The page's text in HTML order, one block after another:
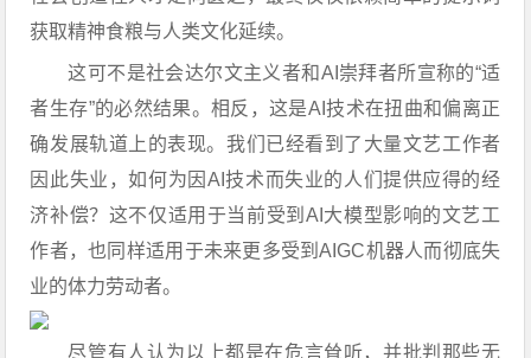
获取精神食粮与人类文化延续。
这可不是社会达尔文主义者和AI崇拜者所宣称的“适
者生存”的必然结果。相反，这是AI技术在扭曲和偏离正
确发展轨道上的表现。我们已经看到了大量文艺工作者
因此失业，如何为因AI技术而失业的人们提供应得的经
济补偿？这不仅适用于当前受到AI大模型影响的文艺工
作者，也同样适用于未来更多受到AIGC机器人而彻底失
业的体力劳动者。
尽管有人认为以上都是在危言耸听，并批判那些无